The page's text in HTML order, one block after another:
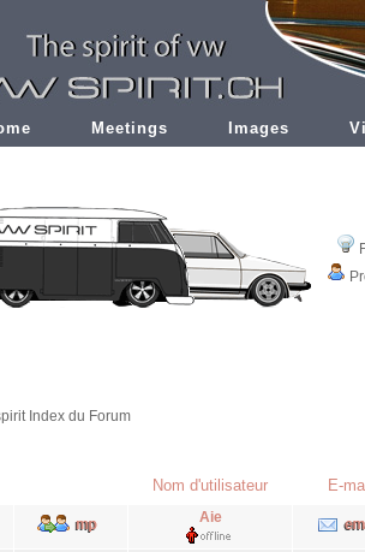
Meetings Images
Index du Forum
Nom d'utilisateur E-
Aie